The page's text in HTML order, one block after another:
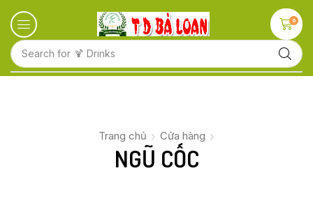
Search for 🍋 Fruits
0
Trang chủ Cửa hàng
NGŨ CỐC